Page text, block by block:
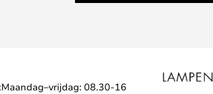
08.30-16